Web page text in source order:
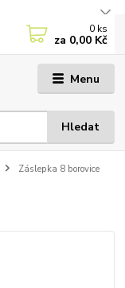
Menu
Hledat
0 ks
za 0,00 Kč
Záslepka 8 borovice